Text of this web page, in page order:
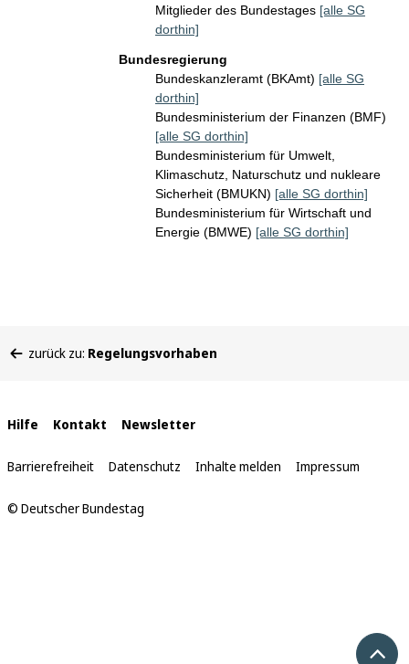
Mitglieder des Bundestages [alle SG
dorthin]
Bundesregierung
Bundeskanzleramt (BKAmt) [alle SG
dorthin]
Bundesministerium der Finanzen (BMF)
[alle SG dorthin]
Bundesministerium für Umwelt,
Klimaschutz, Naturschutz und nukleare
Sicherheit (BMUKN) [alle SG dorthin]
Bundesministerium für Wirtschaft und
Energie (BMWE) [alle SG dorthin]
befinden
zurück zu: Regelungsvorhaben
Interne
Links
Hilfe Kontakt Newsletter
Barrierefreiheit Datenschutz Inhalte melden Impressum
© Deutscher Bundestag